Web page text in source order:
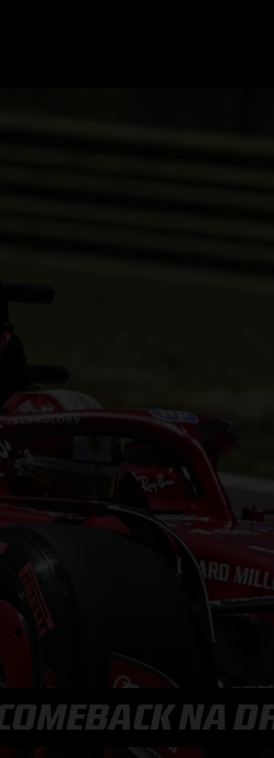
NA
KAMPIOENSCHAP